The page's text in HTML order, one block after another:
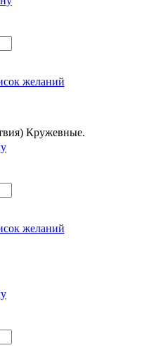
желаний
Кружевные.
желаний